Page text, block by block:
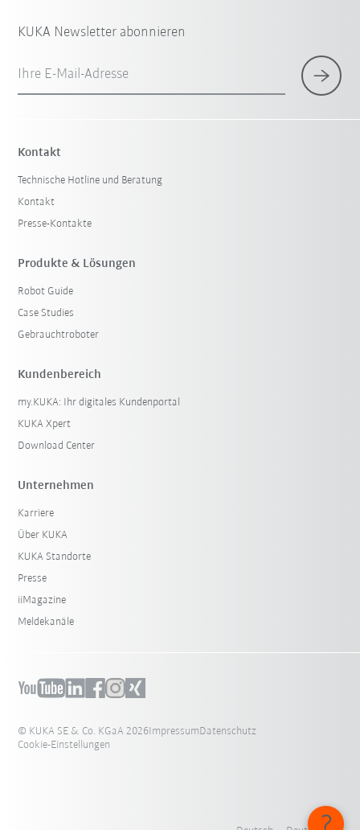
KUKA Newsletter abonnieren
Ihre E-Mail-Adresse
Kontakt
Technische Hotline und Beratung
Kontakt
Presse-Kontakte
Produkte & Lösungen
Robot Guide
Case Studies
Gebrauchtroboter
Kundenbereich
my.KUKA: Ihr digitales Kundenportal
KUKA Xpert
Download Center
Unternehmen
Karriere
Über KUKA
KUKA Standorte
Presse
iiMagazine
Meldekanäle
© KUKA SE & Co. KGaA 2026ImpressumDatenschutz
Cookie-Einstellungen